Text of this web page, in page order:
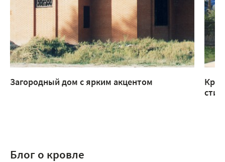
Загородный дом с ярким акцентом
Блог о кровле